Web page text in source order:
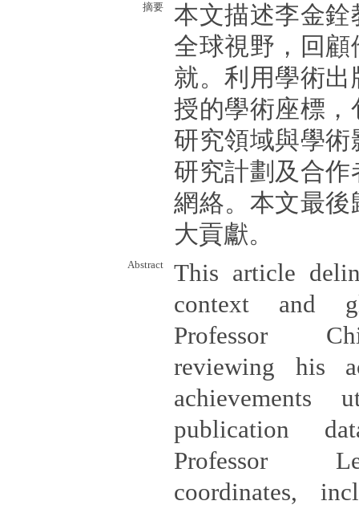
摘要
本文描述李金
全球視野，回
就。利用學術
授的學術座標
研究領域與學
研究計劃及合
網絡。本文最
大貢獻。
Abstract
This article
context and
Professor
reviewing his
achievements
publication
Professor
coordinates,